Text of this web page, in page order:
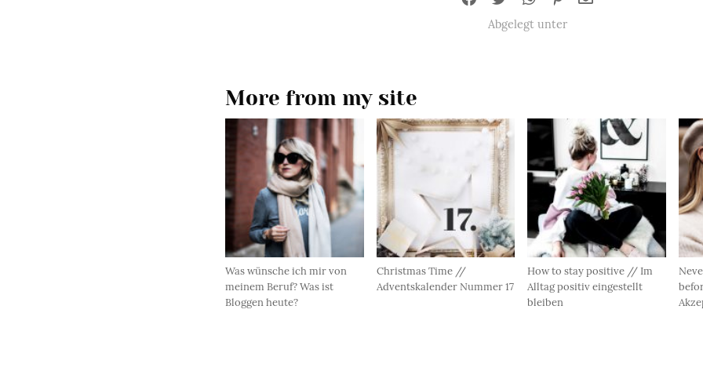
Abgelegt unter
More from my site
Was wünsche ich mir von
meinem Beruf? Was ist
Bloggen heute?
Christmas Time //
Adventskalender Nummer 17
How to stay positive // Im
Alltag positiv eingestellt
bleiben